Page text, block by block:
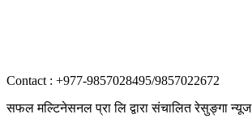
Contact : +977-9857028495/9857022672
सफल मल्टिनेसनल प्रा लि द्वारा संचालित रेसुङ्गा न्यूज